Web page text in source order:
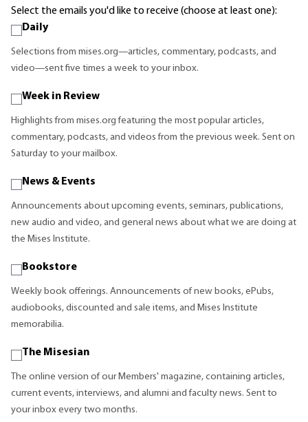
Select the emails you'd like to receive (choose at least one):
Daily
Selections from mises.org—articles, commentary, podcasts, and
video—sent five times a week to your inbox.
Week in Review
Highlights from mises.org featuring the most popular articles,
commentary, podcasts, and videos from the previous week. Sent on
Saturday to your mailbox.
News & Events
Announcements about upcoming events, seminars, publications,
new audio and video, and general news about what we are doing at
the Mises Institute.
Bookstore
Weekly book offerings. Announcements of new books, ePubs,
audiobooks, discounted and sale items, and Mises Institute
memorabilia.
The Misesian
The online version of our Members' magazine, containing articles,
current events, interviews, and alumni and faculty news. Sent to
your inbox every two months.